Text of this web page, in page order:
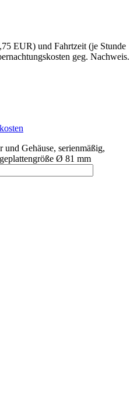
EUR) und Fahrtzeit (je Stunde
geg. Nachweis.
und Gehäuse, serienmäßig,
Ø 81 mm